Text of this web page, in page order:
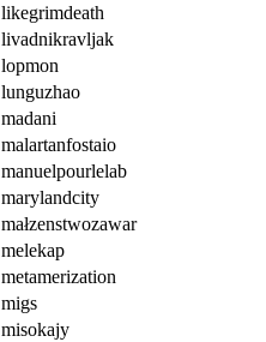
likegrimdeath
livadnikravljak
lopmon
lunguzhao
madani
malartanfostaio
manuelpourlelab
marylandcity
małzenstwozawar
melekap
metamerization
migs
misokajy